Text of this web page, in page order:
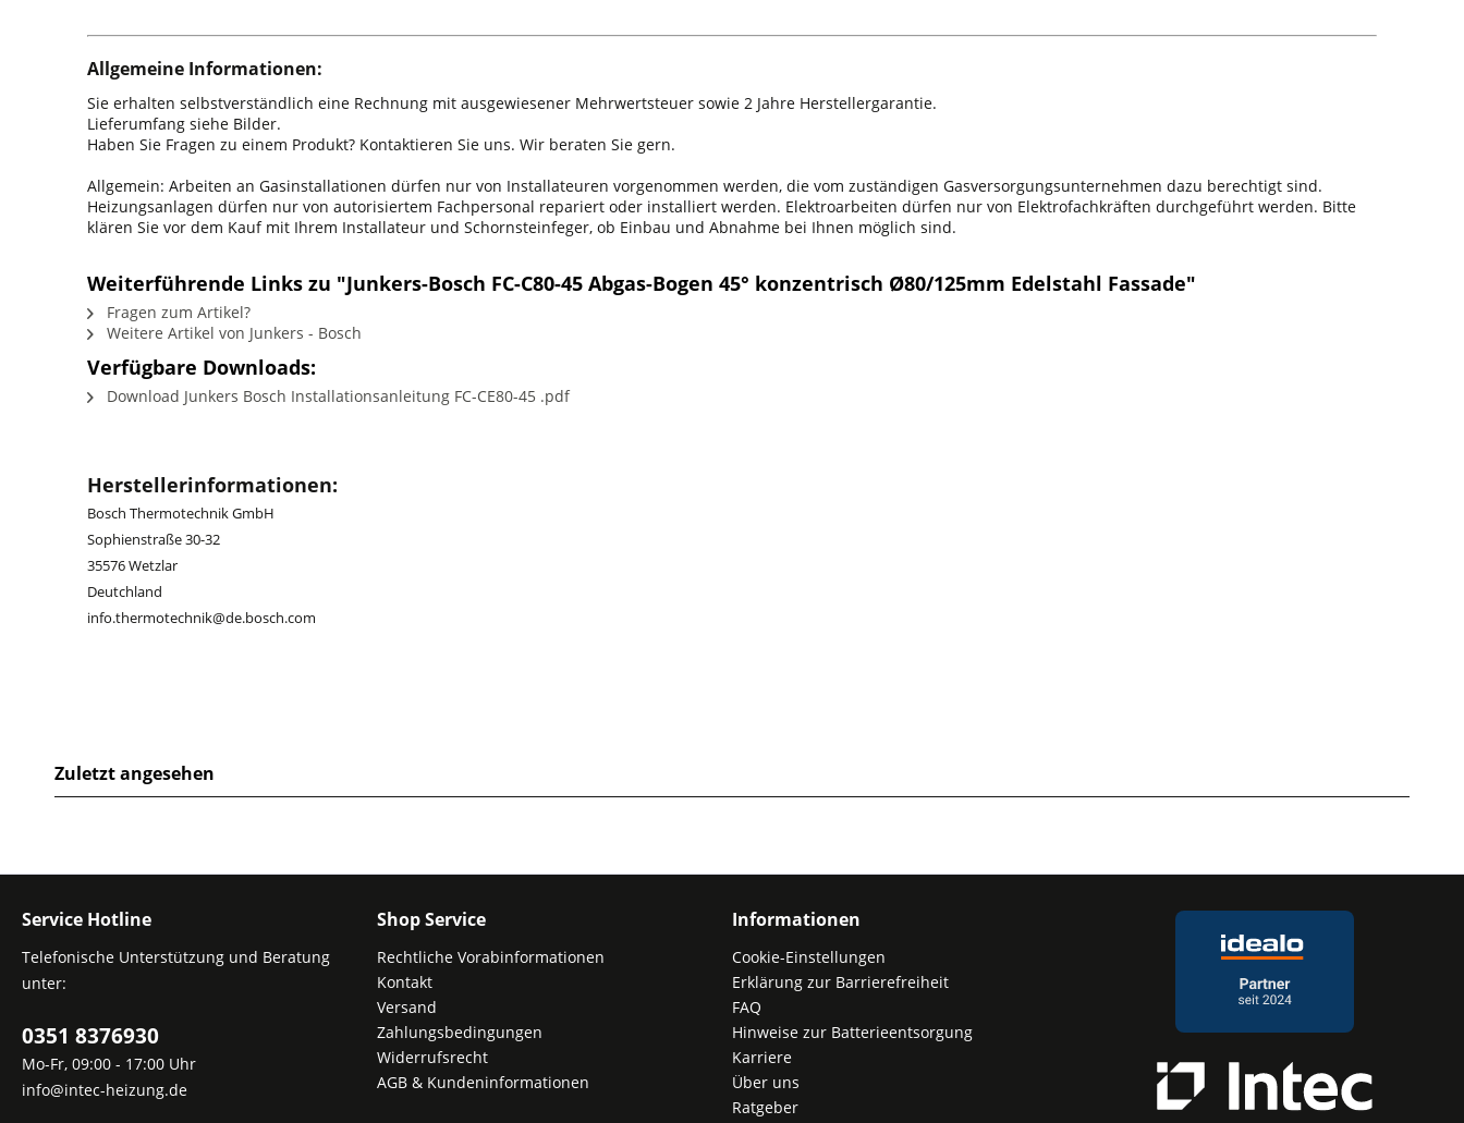
Allgemeine Informationen:
Sie erhalten selbstverständlich eine Rechnung mit ausgewiesener Mehrwertsteuer sowie 2 Jahre Herstellergarantie.
Lieferumfang siehe Bilder.
Haben Sie Fragen zu einem Produkt? Kontaktieren Sie uns. Wir beraten Sie gern.
Allgemein: Arbeiten an Gasinstallationen dürfen nur von Installateuren vorgenommen werden, die vom zuständigen Gasversorgungsunternehmen dazu berechtigt sind.
Heizungsanlagen dürfen nur von autorisiertem Fachpersonal repariert oder installiert werden. Elektroarbeiten dürfen nur von Elektrofachkräften durchgeführt werden. Bitte
klären Sie vor dem Kauf mit Ihrem Installateur und Schornsteinfeger, ob Einbau und Abnahme bei Ihnen möglich sind.
Weiterführende Links zu "Junkers-Bosch FC-C80-45 Abgas-Bogen 45° konzentrisch Ø80/125mm Edelstahl Fassade"
Fragen zum Artikel?
Weitere Artikel von Junkers - Bosch
Verfügbare Downloads:
Download Junkers Bosch Installationsanleitung FC-CE80-45 .pdf
Herstellerinformationen:
Bosch Thermotechnik GmbH
Sophienstraße 30-32
35576 Wetzlar
Deutchland
info.thermotechnik@de.bosch.com
Zuletzt angesehen
Service Hotline
Telefonische Unterstützung und Beratung
unter:
0351 8376930
Mo-Fr, 09:00 - 17:00 Uhr
info@intec-heizung.de
Shop Service
Rechtliche Vorabinformationen
Kontakt
Versand
Zahlungsbedingungen
Widerrufsrecht
AGB & Kundeninformationen
Informationen
Cookie-Einstellungen
Erklärung zur Barrierefreiheit
FAQ
Hinweise zur Batterieentsorgung
Karriere
Über uns
Ratgeber